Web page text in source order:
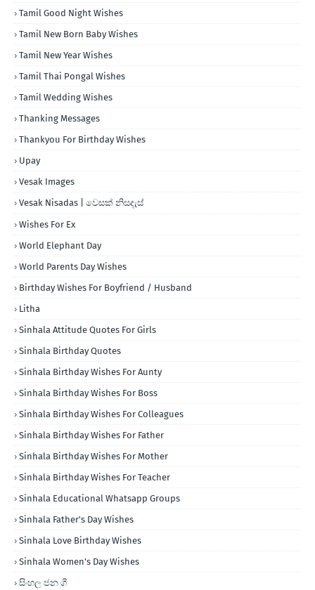
Tamil Good Night Wishes
Tamil New Born Baby Wishes
Tamil New Year Wishes
Tamil Thai Pongal Wishes
Tamil Wedding Wishes
Thanking Messages
Thankyou For Birthday Wishes
Upay
Vesak Images
Vesak Nisadas | වෙසක් නිසදැස්
Wishes For Ex
World Elephant Day
World Parents Day Wishes
Birthday Wishes For Boyfriend / Husband
Litha
Sinhala Attitude Quotes For Girls
Sinhala Birthday Quotes
Sinhala Birthday Wishes For Aunty
Sinhala Birthday Wishes For Boss
Sinhala Birthday Wishes For Colleagues
Sinhala Birthday Wishes For Father
Sinhala Birthday Wishes For Mother
Sinhala Birthday Wishes For Teacher
Sinhala Educational Whatsapp Groups
Sinhala Father's Day Wishes
Sinhala Love Birthday Wishes
Sinhala Women's Day Wishes
සිංහල ජන ගී